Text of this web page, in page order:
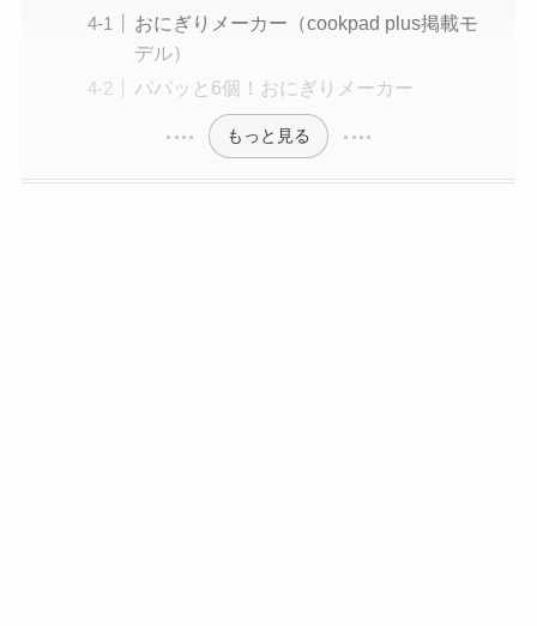
おにぎりメーカー（cookpad plus掲載モ
デル）
パパッと6個！おにぎりメーカー
もっと見る